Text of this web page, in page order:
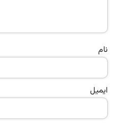
نام
ایمیل